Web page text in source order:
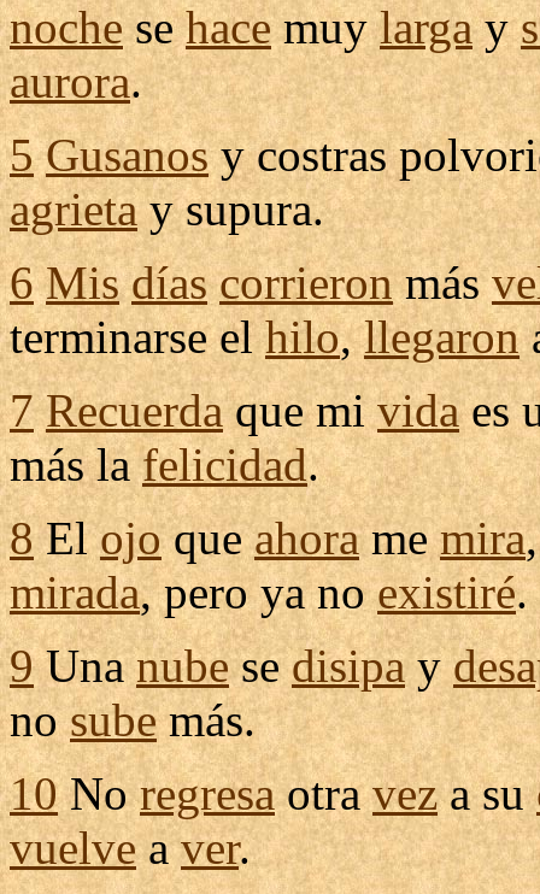
nochesehacemuylargay
aurora.
5 Gusanosycostras
agrietaysupura.
6 Mis días corrieronmás
terminarseelhilo,llegaron
7 Recuerdaque mividaes
más lafelicidad.
8Elojoqueahoramemira
mirada, pero ya noexistiré.
9Unanubesedisipay
nosubemás.
10Noregresaotraveza su
vuelveaver.